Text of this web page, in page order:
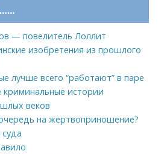
— повелитель Лоллит
изобретения из прошлого
лучше всего “работают” в паре
истории
веков
на жертвоприношение?